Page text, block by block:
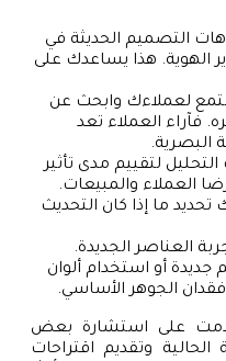
التصميم الحديثة في
الهوية. هذا يساعدك على
لعملاءك وابحث عن
فآراء العملاء تعد
البصرية.
لتقييم مدى تأثير
العملاء والمبيعات.
تحديد ما إذا كان التحديث
العناصر الجديدة.
أو استخدام ألوان
فقدان الجوهر الأساسي.
على استشارة بعض
وتقديم اقتراحات